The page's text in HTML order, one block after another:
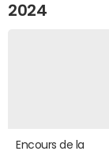
2024
Encours de la